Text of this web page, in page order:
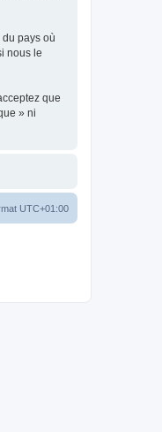
pays où
nous le
que
» ni
UTC+01:00